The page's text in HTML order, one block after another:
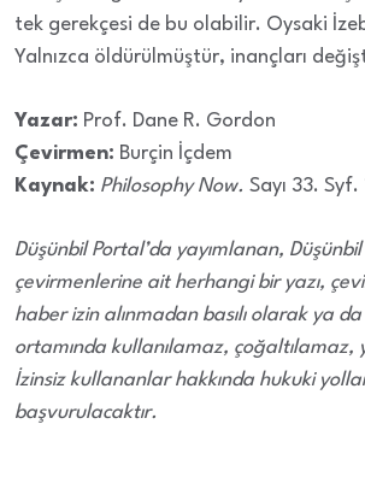
tek gerekçesi de bu olabilir. Oysaki
Yalnızca öldürülmüştür, inançları
Yazar: Prof. Dane R. Gordon
Çevirmen: Burçin İçdem
Kaynak: Philosophy Now. Sayı 33.
Düşünbil Portal’da yayımlanan,
çevirmenlerine ait herhangi bir yazı,
haber izin alınmadan basılı olarak ya
ortamında kullanılamaz, çoğaltılamaz,
İzinsiz kullananlar hakkında hukuki
başvurulacaktır.